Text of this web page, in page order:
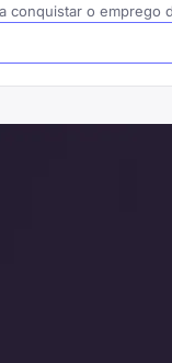
conquistar o